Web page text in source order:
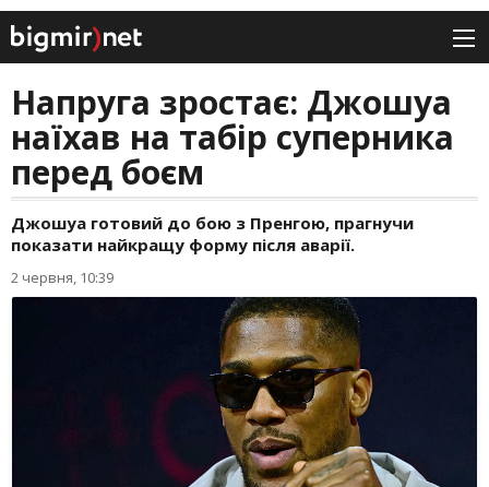
Напруга зростає: Джошуа
наїхав на табір суперника
перед боєм
Джошуа готовий до бою з Пренгою, прагнучи
показати найкращу форму після аварії.
2 червня, 10:39